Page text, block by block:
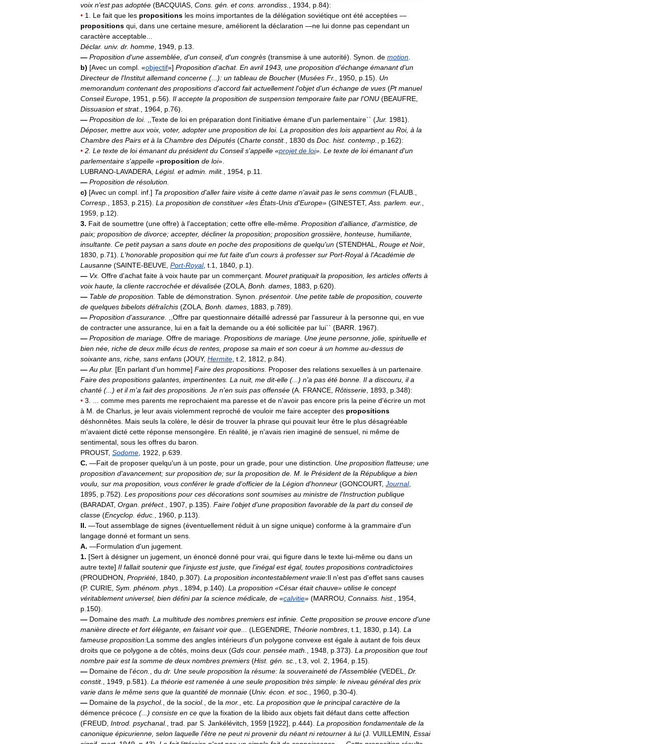
voix n'est pas adoptée (BACQUIAS Cons gén et cons arrondiss 1934 p 84):
• 1 Le fait que les propositions les moins importantes de la délégation soviétique ont été acceptées —
propositions qui dans une certaine mesure améliorent la déclaration —ne lui donne pas cependant un
caractère acceptable
Déclar. univ. dr. homme 1949 p 13
— Proposition d'une assemblée d'un conseil, d'un congrès (transmise à une autorité). Synon de motion
b) [Avec un compl . «objectif»] Proposition d'achat. En avril 1943 une proposition d'échange émanant d'un
Directeur de l'Institut allemand concerne (...): un tableau de Boucher (Musées Fr. 1950 p 15). Un
memorandum contenant des propositions d'accord fait actuellement l'objet d'un échange de vues (Pt manuel
Conseil Europe 1951 p 56). Il accepte la proposition de suspension temporaire faite par l'ONU (BEAUFRE
Dissuasion et strat. 1964 p 76).
— Proposition de loi. Texte de loi en préparation dont l'initiative émane d'un parlementaire`` (Jur. 1981).
Déposer, mettre aux voix voter, adopter une proposition de loi. La proposition des lois appartient au Roi, à la
Chambre des Pairs et à la Chambre des Députés (Charte constit. 1830 ds Doc hist. contemp p 162):
• 2 Le texte de loi émanant du président du Conseil s'appelle «projet de loi». Le texte de loi émanant d'un
parlementaire s'appelle «proposition de loi».
LUBRANO-LAVADERA Législ. et admin milit. 1954 p 11
— Proposition de résolution
c) [Avec un compl inf .] Ta proposition d'aller faire visite à cette dame n'avait pas le sens commun (FLAUB
Corresp
1853 p 215). La proposition de constituer «les États-Unis d'Europe» (GINESTET, Ass parlem eur.
1959 p 12).
3. Fait de soumettre (une offre) à l'acceptation; cette offre elle-même Proposition d'alliance d'armistice de
paix; proposition de divorce; accepter, décliner la proposition; proposition grossière honteuse humiliante
insultante Ce petit paysan a sans doute en poche des propositions de quelqu'un (STENDHAL Rouge et Noir
1830 p 71). L 'honorable proposition qui me fut faite d'un cours à professer sur Port-Royal à l'Académie de
Lausanne (SAINTE-BEUVE Port-Royal, t 1 1840 p 1).
— Vx Offre d'achat faite à voix haute par un commerçant Mouret pratiquait la proposition les articles offerts à
voix haute la cliente raccrochée et dévalisée (ZOLA Bonh dames 1883 p 620).
— Table de proposition Table de démonstration Synon présentoir Une petite table de proposition couverte
de quelques bibelots défraîchis (ZOLA Bonh dames 1883 p 789).
— Proposition d'assurance Offre par questionnaire détaillé adressé par l'assureur à la personne qui en vue
de contracter une assurance lui en a fait la demande ou a été sollicitée par lui`` (BARR 1967).
— Proposition de mariage Offre de mariage Propositions de mariage Une jeune personne jolie spirituelle et
bien née riche de deux mille écus de rentes propose sa main et son coeur à un homme au-dessus de
soixante ans riche sans enfans (JOUY, Hermite t 2 1812 p 84).
— Au plur. [En parlant d'un homme] Faire des propositions Proposer des relations sexuelles à un partenaire
Faire des propositions galantes impertinentes La nuit, me dit-elle (...) n'a pas été bonne Il a discouru il a
chanté (...) et il m'a fait des propositions Je n'en suis pas offensée (A FRANCE Rôtisserie 1893 p 348):
• 3 comme mes parents me reprochaient ma paresse et de n'avoir pas encore pris la peine d'écrire un mot
à M de Charlus je leur avais violemment reproché de vouloir me faire accepter des propositions
déshonnêtes Mais seuls la colère le désir de trouver la phrase qui pouvait leur être le plus désagréable
m'avaient dicté cette réponse mensongère En réalité je n'avais rien imaginé de sensuel ni même de
sentimental sous les offres du baron
PROUST, Sodome 1922 p 639
C. —Fait de proposer quelqu'un à un poste pour un grade pour une distinction Une proposition flatteuse; une
proposition d'avancement; sur proposition de; sur la proposition de M le Président de la République a bien
voulu sur ma proposition vous conférer le grade d'officier de la Légion d'honneur (GONCOURT, Journal,
1895 p 752). Les propositions pour ces décorations sont soumises au ministre de l'Instruction publique
(BARADAT, Organ préfect. 1907 p 135). Faire l'objet d'une proposition favorable de la part du conseil de
classe (Encyclop éduc 1960 p 113).
II. —Tout assemblage de signes (éventuellement réduit à un signe unique) conforme à la grammaire d'un
langage donné et formant un sens
A. —Formulation d'un jugement
1. [Sert à désigner un jugement un énoncé donné pour vrai qui figure dans le texte lui-même ou dans un
autre texte] Il fallait soutenir que l'injuste est juste que l'inégal est égal, toutes propositions contradictoires
(PROUDHON Propriété 1840 p 307). La proposition incontestablement vraie:Il n'est pas d'effet sans causes
(P. CURIE Sym phénom phys 1894 p 140). La proposition «César était chauve» utilise le concept
véritablement universel, bien défini par la science médicale de «calvitie» (MARROU Connaiss hist. 1954
p 150).
— Domaine des math La multitude des nombres premiers est infinie Cette proposition se prouve encore d'une
manière directe et fort élégante en faisant voir que (LEGENDRE Théorie nombres t 1 1830 p 14). La
fameuse proposition:La somme des angles intérieurs d'un polygone convexe est égale à autant de fois deux
droits que ce polygone a de côtés moins deux (Gds cour. pensée math 1948 p 373). La proposition que tout
nombre pair est la somme de deux nombres premiers (Hist. gén sc t 3 vol 2 1964 p 15).
— Domaine de l'écon du dr. Une seule proposition la résume: la souveraineté de l'Assemblée (VEDEL Dr.
constit. 1949 p 581). La théorie est ramenée à une seule proposition très simple: le niveau général des prix
varie dans le même sens que la quantité de monnaie (Univ. écon et soc 1960 p 30-4).
— Domaine de la psychol. de la sociol. de la mor. etc La proposition que le principal caractère de la
démence précoce (...) consiste en ce que la fixation de la libido aux objets fait défaut dans cette affection
(FREUD Introd psychanal. trad par S Jankélévitch 1959 [1922], p 444). La proposition fondamentale de la
canonique épicurienne selon laquelle l'être ne peut ni provenir du néant ni retourner à lui(J VUILLEMIN Essai